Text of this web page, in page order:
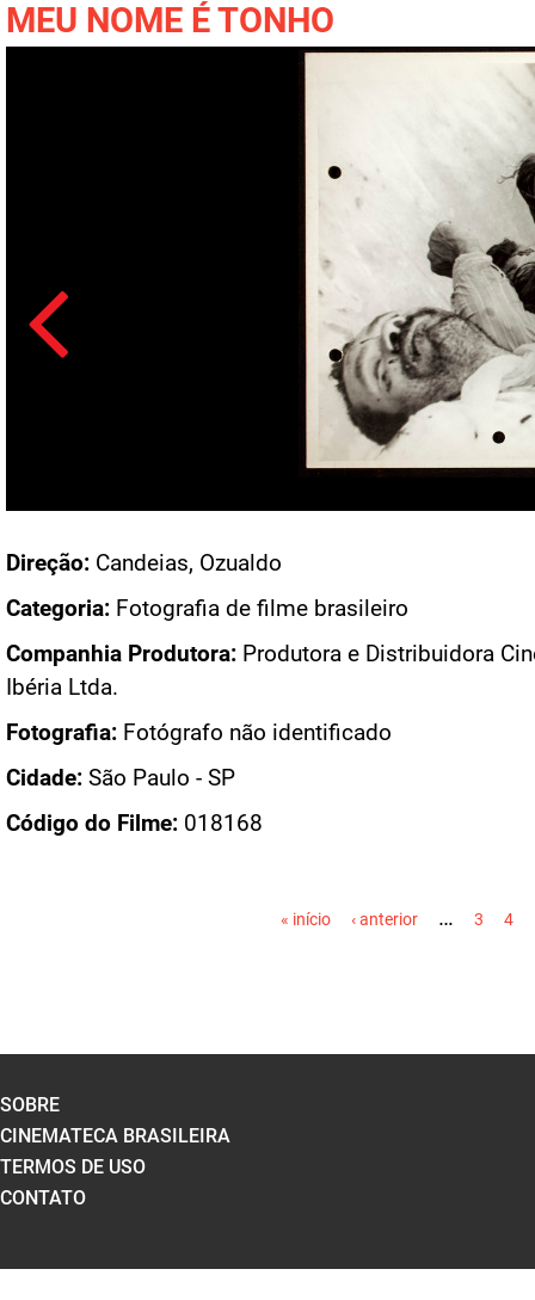
MEU NOME É TONHO
Direção: Candeias, Ozualdo
Categoria: Fotografia de filme brasileiro
Companhia Produtora: Produtora e Distribuidora
Ibéria Ltda.
Fotografia: Fotógrafo não identificado
Cidade: São Paulo - SP
Código do Filme: 018168
« início ‹ anterior … 3 4
SOBRE
CINEMATECA BRASILEIRA
TERMOS DE USO
CONTATO